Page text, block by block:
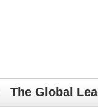
The Global